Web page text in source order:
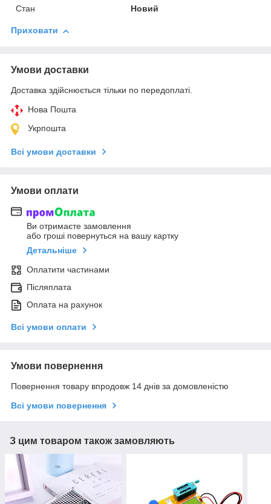
Стан
Новий
Приховати
Умови доставки
Доставка здійснюється тільки по передоплаті.
Нова Пошта
Укрпошта
Всі умови доставки
Умови оплати
Ви отримаєте замовлення
або гроші повернуться на вашу картку
Детальніше
Оплатити частинами
Післяплата
Оплата на рахунок
Всі умови оплати
Умови повернення
Повернення товару впродовж 14 днів за домовленістю
Всі умови повернення
З цим товаром також замовляють